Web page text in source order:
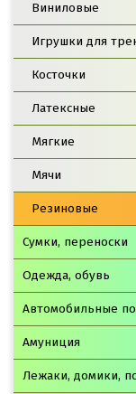
Виниловые
Игрушки для
Косточки
Латексные
Мягкие
Мячи
Резиновые
Сумки, переноски
Одежда, обувь
Автомобильные
Амуниция
Лежаки, домики,